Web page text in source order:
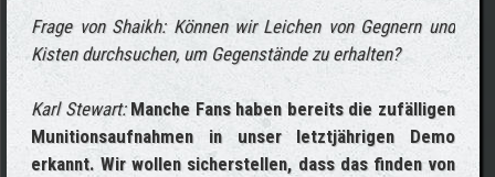
Frage von Shaikh: Können wir Leichen von Gegnern und
Kisten durchsuchen, um Gegenstände zu erhalten?
Karl Stewart: Manche Fans haben bereits die zufälligen
Munitionsaufnahmen in unser letztjährigen Demo
erkannt. Wir wollen sicherstellen, dass das finden von